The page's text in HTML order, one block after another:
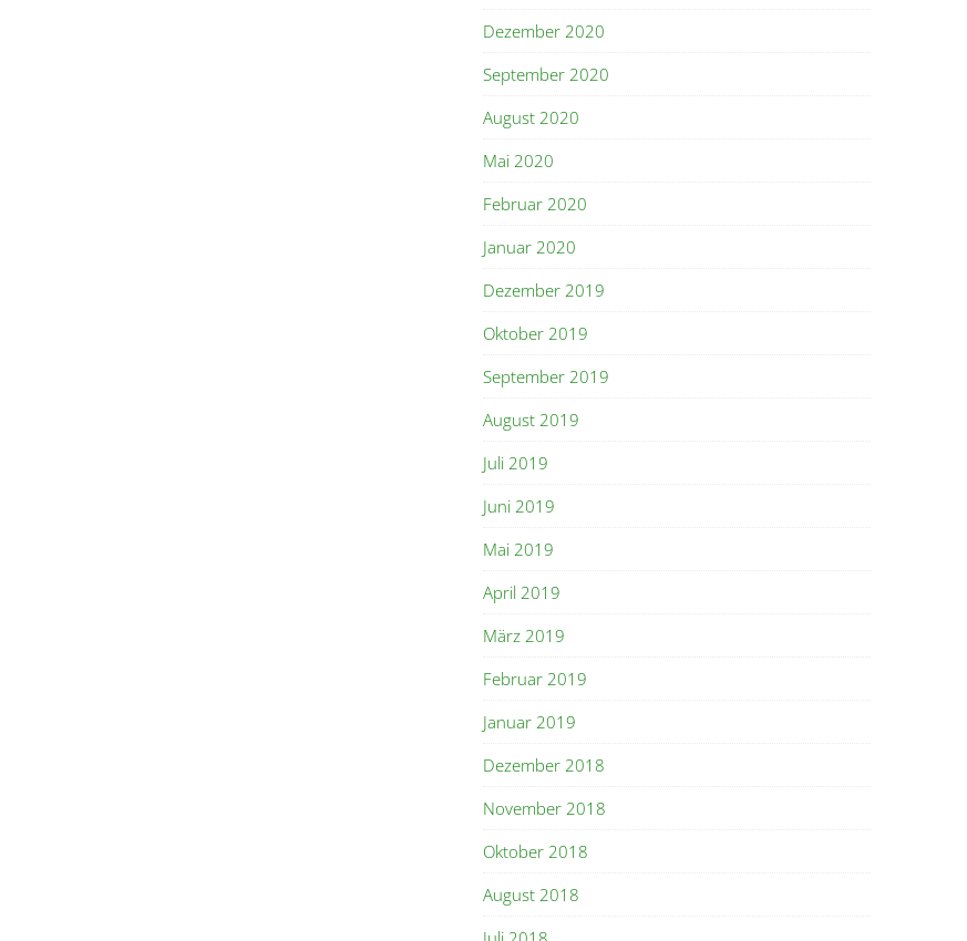
Dezember 2020
September 2020
August 2020
Mai 2020
Februar 2020
Januar 2020
Dezember 2019
Oktober 2019
September 2019
August 2019
Juli 2019
Juni 2019
Mai 2019
April 2019
März 2019
Februar 2019
Januar 2019
Dezember 2018
November 2018
Oktober 2018
August 2018